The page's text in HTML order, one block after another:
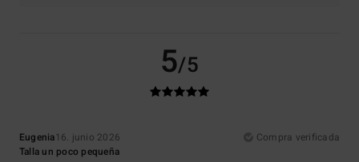
5/5
Eugenia16. junio 2026
Compra verificada
Talla un poco pequeña